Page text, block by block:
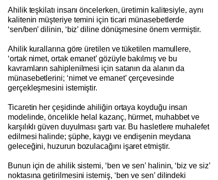
Ahilik teşkilatı insanı öncelerken, üretimin kalitesiyle, aynı
kalitenin müşteriye temini için ticari münasebetlerde
‘sen/ben’ dilinin, ‘biz’ diline dönüşmesine önem vermiştir.
Ahilik kurallarına göre üretilen ve tüketilen mamullere,
‘ortak nimet, ortak emanet’ gözüyle bakılmış ve bu
kavramların sahiplenilmesi için satanın da alanın da
münasebetlerini; ‘nimet ve emanet’ çerçevesinde
gerçekleşmesini istemiştir.
Ticaretin her çeşidinde ahiliğin ortaya koyduğu insan
modelinde, öncelikle helal kazanç, hürmet, muhabbet ve
karşılıklı güven duyulması şartı var. Bu hasletlere muhalefet
edilmesi halinde; şüphe, kaygı ve endişenin meydana
geleceğini, huzurun bozulacağını işaret etmiştir.
Bunun için de ahilik sistemi, ‘ben ve sen’ halinin, ‘biz ve siz’
noktasına getirilmesini istemiş, ‘ben ve sen’ dilindeki